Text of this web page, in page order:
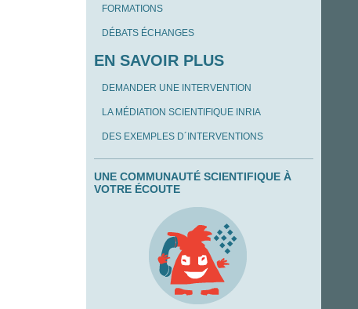
FORMATIONS
DÉBATS ÉCHANGES
EN SAVOIR PLUS
DEMANDER UNE INTERVENTION
LA MÉDIATION SCIENTIFIQUE INRIA
DES EXEMPLES D´INTERVENTIONS
UNE COMMUNAUTÉ SCIENTIFIQUE À
VOTRE ÉCOUTE